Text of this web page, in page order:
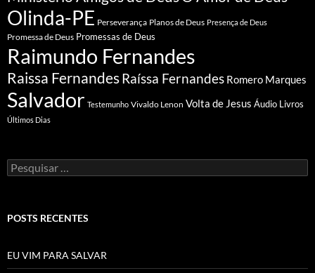
Olinda-PE Perseverança Planos de Deus Presença de Deus
Promessa de Deus Promessas de Deus
Raimundo Fernandes
Raissa FernandesRaíssa Fernandes Romero Marques
Salvador Testemunho Vivaldo Lenon Volta de Jesus Áudio Livros
Últimos Dias
Pesquisar
por:
POSTS RECENTES
EU VIM PARA SALVAR